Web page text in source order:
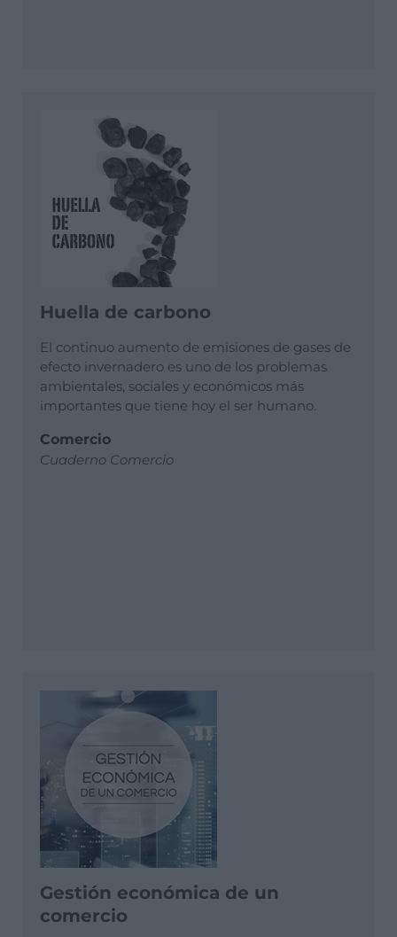
Huella de carbono
El continuo aumento de emisiones de gases de
efecto invernadero es uno de los problemas
ambientales, sociales y económicos más
importantes que tiene hoy el ser humano.
Comercio
Cuaderno Comercio
Gestión económica de un
comercio